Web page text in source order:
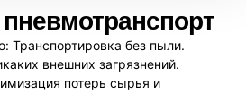
Транспортировка без пыли.
внешних загрязнений.
потерь сырья и